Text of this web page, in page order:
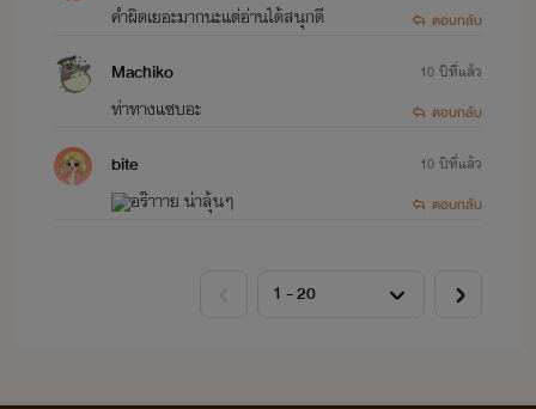
คำผิดเยอะมากนะแต่อ่านได้สนุกดี
ตอบกลับ
Machiko
ท่าทางแซบอะ
10 ปีที่แล้ว
ตอบกลับ
bite
อร๊าาาย น่าลุ้นๆ
10 ปีที่แล้ว
ตอบกลับ